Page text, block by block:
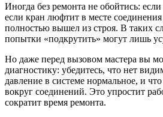
Иногда без ремонта не обойтись: если
если кран люфтит в месте
полностью вышел из строя. В таких
попытки «подкрутить» могут лишь
Но даже перед вызовом мастера вы
диагностику: убедитесь, что нет
давление в системе нормальное, и
вокруг соединений. Это упростит
сократит время ремонта.